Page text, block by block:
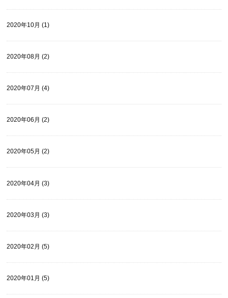
2020年10月 (1)
2020年08月 (2)
2020年07月 (4)
2020年06月 (2)
2020年05月 (2)
2020年04月 (3)
2020年03月 (3)
2020年02月 (5)
2020年01月 (5)